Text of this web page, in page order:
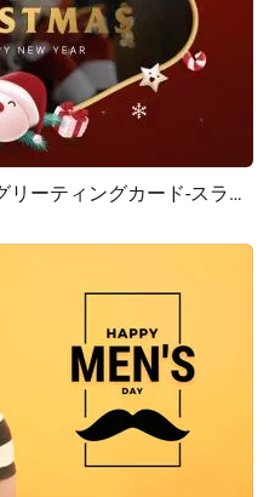
AI再生成 メリークリスマス-お祝い-グリーティングカード-スライドショー